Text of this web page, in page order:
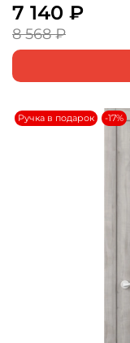
7 140 ₽
8 568 ₽
Ручка в подарок -17%